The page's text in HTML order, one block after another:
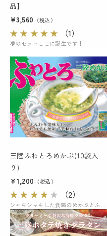
品】
¥3,560 （税込）
★★ ★★★ （1）
夢のセットここに誕生です！
三陸ふわとろめかぶ(10袋入
り)
¥1,200 （税込）
★★ ★★ ★ （2）